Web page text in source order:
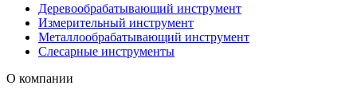
Деревообрабатывающий инструмент
Измерительный инструмент
Металлообрабатывающий инструмент
Слесарные инструменты
О компании